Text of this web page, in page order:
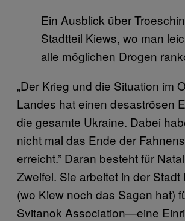
Ein Ausblick über
Stadtteil Kiews, wo man
alle möglichen Drogen
„Der Krieg und die Situation im
Landes hat einen desaströsen
die gesamte Ukraine. Dabei
nicht mal das Ende der
erreicht.” Daran besteht für
Zweifel. Sie arbeitet in der Stadt
(wo Kiew noch das Sagen hat)
Svitanok Association—eine